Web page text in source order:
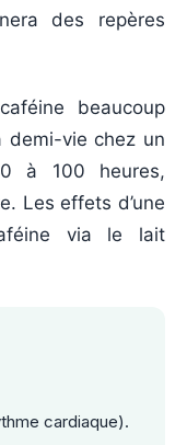
des repères
beaucoup
demi-vie chez un
à 100 heures,
Les effets d’une
via le lait
cardiaque).